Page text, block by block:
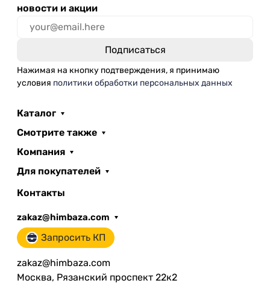
новости и акции
Нажимая на кнопку подтверждения, я принимаю
условия политики обработки персональных данных
Каталог
Смотрите также
Компания
Для покупателей
Контакты
zakaz@himbaza.com
Запросить КП
zakaz@himbaza.com
Москва, Рязанский проспект 22к2